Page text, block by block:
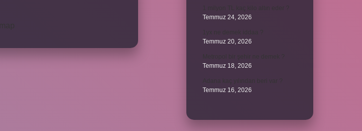
Temmuz 24, 2026
Temmuz 20, 2026
Temmuz 18, 2026
Temmuz 16, 2026